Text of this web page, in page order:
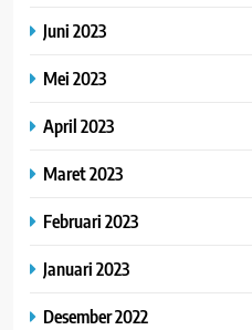
Juni 2023
Mei 2023
April 2023
Maret 2023
Februari 2023
Januari 2023
Desember 2022